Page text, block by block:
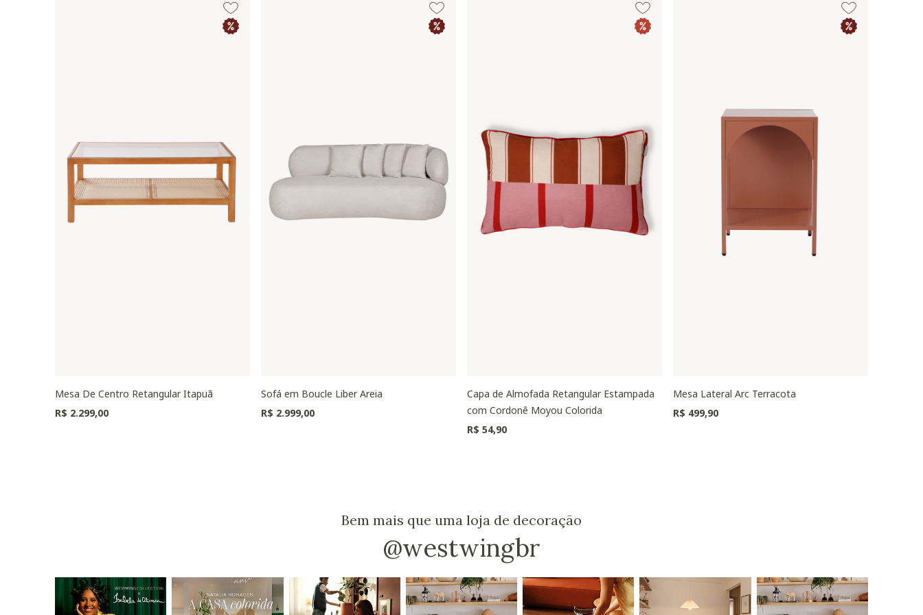
Mesa De Centro Retangular Itapuã
R$ 2.299,00
Sofá em Boucle Liber Areia
R$ 2.999,00
Capa de Almofada Retangular Estampada
com Cordonê Moyou Colorida
R$ 54,90
Mesa Lateral Arc Terracota
R$ 499,90
Bem mais que uma loja de decoração
@westwingbr